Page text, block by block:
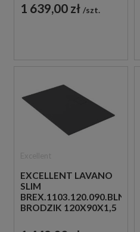
1 639,00 zł szt.
EXCELLENT LAVANO
SLIM
BREX.1103.120.090.BLN
BRODZIK 120X90X1,5